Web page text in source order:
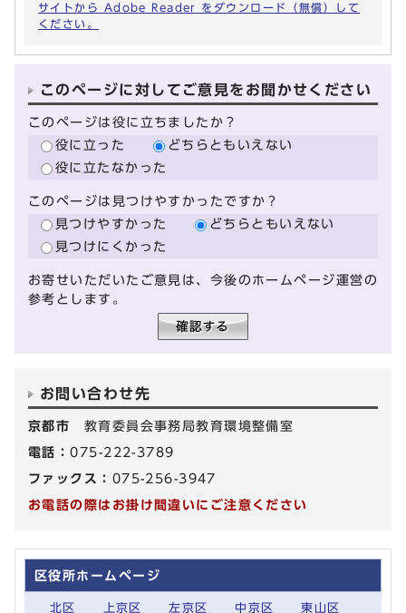
サイトから Adobe Reader をダウンロード（無償）して
ください。
このページに対してご意見をお聞かせください
このページは役に立ちましたか？
役に立った
どちらともいえない
役に立たなかった
このページは見つけやすかったですか？
見つけやすかった
どちらともいえない
見つけにくかった
お寄せいただいたご意見は、今後のホームページ運営の
参考とします。
お問い合わせ先
京都市 教育委員会事務局教育環境整備室
電話：075-222-3789
ファックス： 075-256-3947
お電話の際はお掛け間違いにご注意ください
区役所ホームページ
北区 上京区 左京区 中京区 東山区